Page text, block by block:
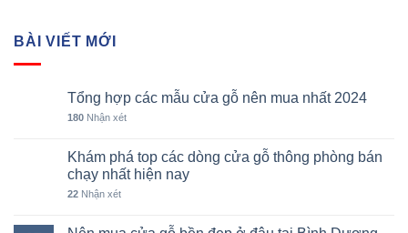
BÀI VIẾT MỚI
Tổng hợp các mẫu cửa gỗ nên mua nhất 2024
180 Nhận xét
Khám phá top các dòng cửa gỗ thông phòng bán
chạy nhất hiện nay
22 Nhận xét